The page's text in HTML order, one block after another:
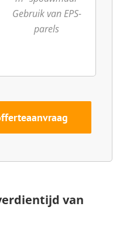
Gebruik van EPS-
parels
van